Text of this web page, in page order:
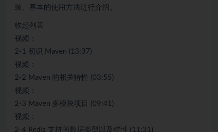
装、基本的使用方法进行介绍。
收起列表
视频：
2-1 初识 Maven (13:37)
视频：
2-2 Maven 的相关特性 (03:55)
视频：
2-3 Maven 多模块项目 (09:41)
视频：
2-4 Redis 支持的数据类型以及特性 (11:31)